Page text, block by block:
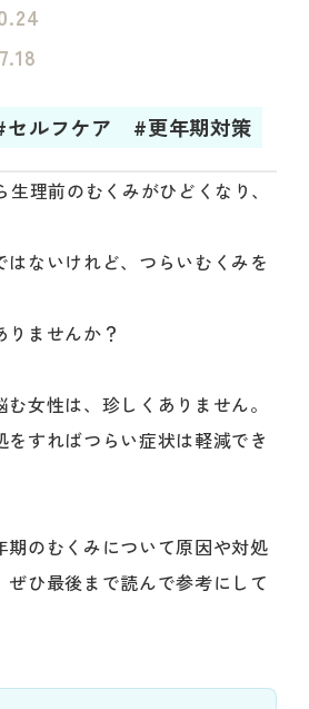
セルフケア #更年期対策
生理前のむくみがひどくなり、
はないけれど、つらいむくみを
りませんか？
女性は、珍しくありません。
をすればつらい症状は軽減でき
期のむくみについて原因や対処
ぜひ最後まで読んで参考にして